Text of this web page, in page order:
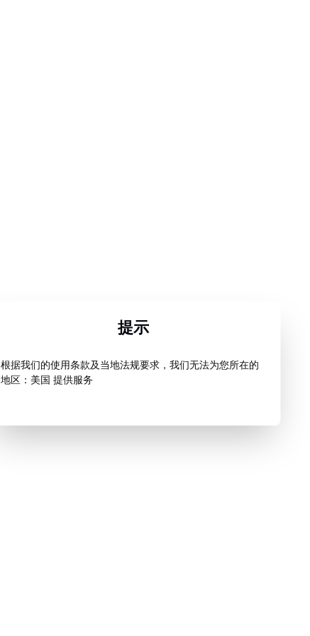
提示
根据我们的使用条款及当地法规要求，我们无法为您所在的
地区：美国 提供服务